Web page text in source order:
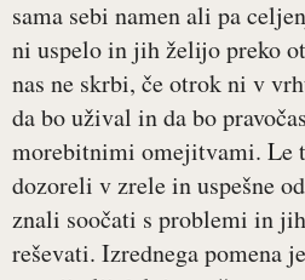
sama sebi namen ali pa
ni uspelo in jih želijo preko
nas ne skrbi, če otrok ni v
da bo užival in da bo
morebitnimi omejitvami. Le
dozoreli v zrele in uspešne
znali soočati s problemi in
reševati. Izrednega pomena